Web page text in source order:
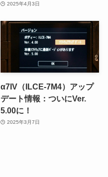
2025年4月3日
α7IV（ILCE-7M4）アップ
デート情報：ついにVer.
5.00に！
2025年3月7日